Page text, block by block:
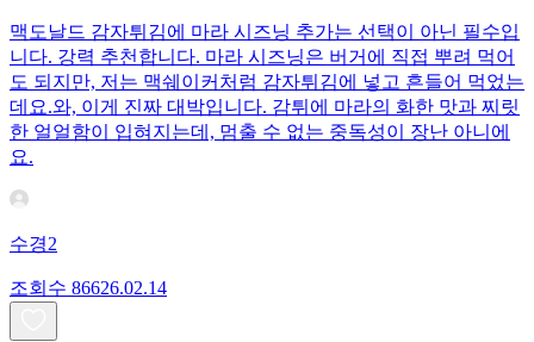
맥도날드 감자튀김에 마라 시즈닝 추가는 선택이 아닌 필수입
니다. 강력 추천합니다. 마라 시즈닝은 버거에 직접 뿌려 먹어
도 되지만, 저는 맥쉐이커처럼 감자튀김에 넣고 흔들어 먹었는
데요. ​와, 이게 진짜 대박입니다. 감튀에 마라의 화한 맛과 찌릿
한 얼얼함이 입혀지는데, 멈출 수 없는 중독성이 장난 아니에
요.
수경2
조회수 86626.02.14